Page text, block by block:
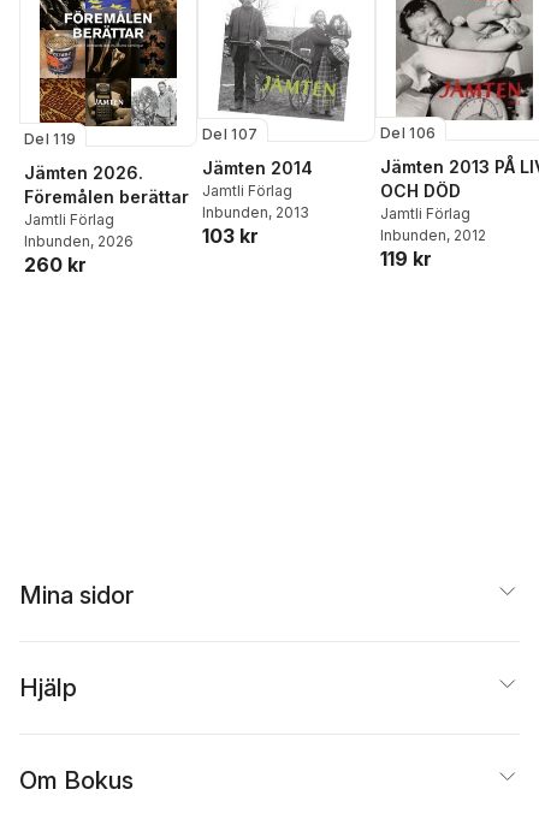
Del 119
Jämten 2026.
Föremålen berättar
Jamtli Förlag
Inbunden, 2026
260 kr
Del 107
Jämten 2014
Jamtli Förlag
Inbunden, 2013
103 kr
Del 106
Jämten 2013 PÅ
OCH DÖD
Jamtli Förlag
Inbunden, 2012
119 kr
Mina sidor
Hjälp
Om Bokus